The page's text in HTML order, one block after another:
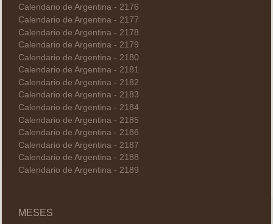
Calendario de Argentina - 2176
Calendario de Argentina - 2177
Calendario de Argentina - 2178
Calendario de Argentina - 2179
Calendario de Argentina - 2180
Calendario de Argentina - 2181
Calendario de Argentina - 2182
Calendario de Argentina - 2183
Calendario de Argentina - 2184
Calendario de Argentina - 2185
Calendario de Argentina - 2186
Calendario de Argentina - 2187
Calendario de Argentina - 2188
Calendario de Argentina - 2189
MESES